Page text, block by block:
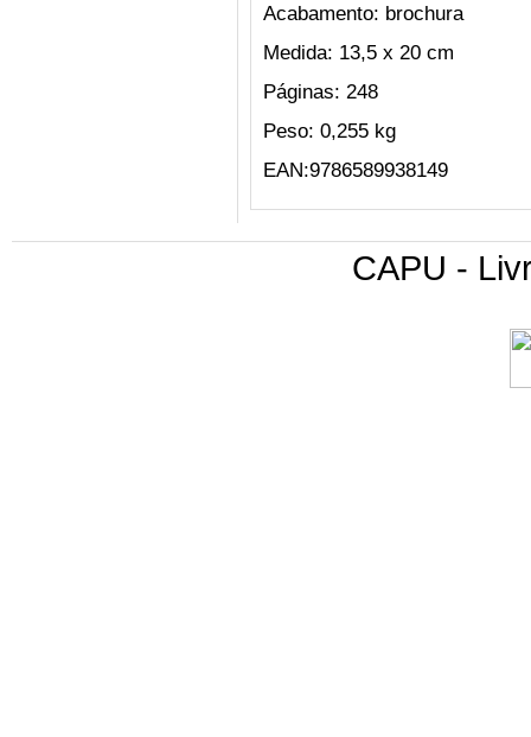
Acabamento: brochura
Medida: 13,5 x 20 cm
Páginas: 248
Peso: 0,255 kg
EAN:9786589938149
CAPU -